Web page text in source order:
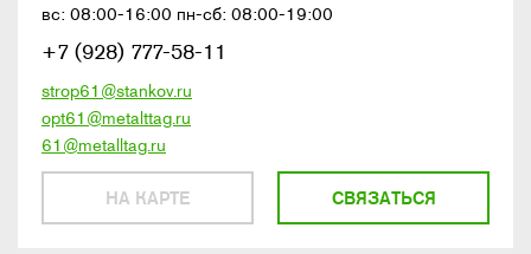
вс: 08:00-16:00 пн-сб: 08:00-19:00
НА КАРТЕ
+7 (928) 777-58-11
strop61@stankov.ru
opt61@metalttag.ru
61@metalltag.ru
СВЯЗАТЬСЯ